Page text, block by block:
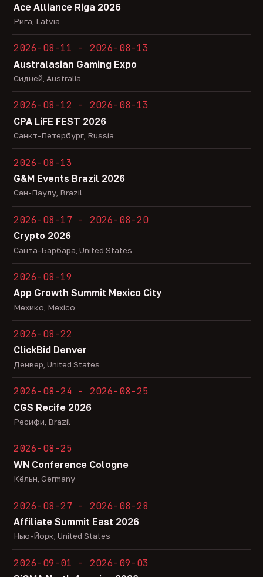
Ace Alliance Riga 2026
Рига, Latvia
2026-08-11 - 2026-08-13
Australasian Gaming Expo
Сидней, Australia
2026-08-12 - 2026-08-13
CPA LiFE FEST 2026
Санкт-Петербург, Russia
2026-08-13
G&M Events Brazil 2026
Сан-Паулу, Brazil
2026-08-17 - 2026-08-20
Crypto 2026
Санта-Барбара, United States
2026-08-19
App Growth Summit Mexico City
Мехико, Mexico
2026-08-22
ClickBid Denver
Денвер, United States
2026-08-24 - 2026-08-25
CGS Recife 2026
Ресифи, Brazil
2026-08-25
WN Conference Cologne
Кёльн, Germany
2026-08-27 - 2026-08-28
Affiliate Summit East 2026
Нью-Йорк, United States
2026-09-01 - 2026-09-03